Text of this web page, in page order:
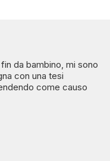
da bambino, mi sono
con una tesi
come causo